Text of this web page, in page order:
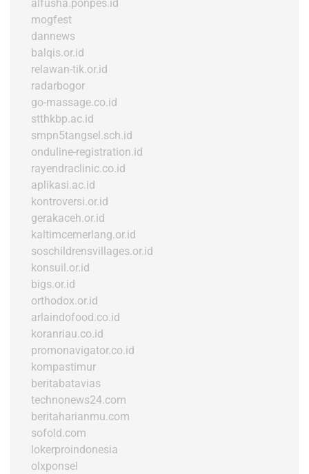
alfusha.ponpes.id
mogfest
dannews
balqis.or.id
relawan-tik.or.id
radarbogor
go-massage.co.id
stthkbp.ac.id
smpn5tangsel.sch.id
onduline-registration.id
rayendraclinic.co.id
aplikasi.ac.id
kontroversi.or.id
gerakaceh.or.id
kaltimcemerlang.or.id
soschildrensvillages.or.id
konsuil.or.id
bigs.or.id
orthodox.or.id
arlaindofood.co.id
koranriau.co.id
promonavigator.co.id
kompastimur
beritabatavias
technonews24.com
beritaharianmu.com
sofold.com
lokerproindonesia
olxponsel